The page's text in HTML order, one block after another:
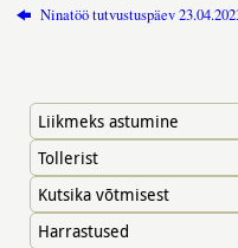
Ninatöö tutvustuspäev
Liikmeks astumine
Tollerist
Kutsika võtmisest
Harrastused